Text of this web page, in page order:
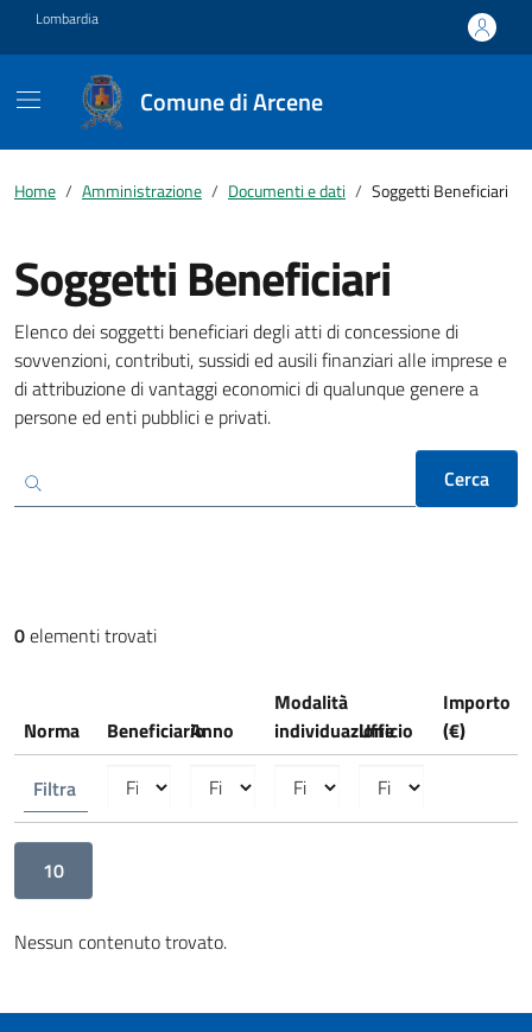
Vai ai contenuti
Vai al footer
Lombardia
Comune di Arcene
Home Amministrazione Documenti e dati Soggetti Beneficiari
Soggetti Beneficiari
Elenco dei soggetti beneficiari degli atti di concessione di
sovvenzioni, contributi, sussidi ed ausili finanziari alle imprese e
di attribuzione di vantaggi economici di qualunque genere a
persone ed enti pubblici e privati.
Cerca
0elementi trovati
Norma BeneficiarioAnno
Modalità
individuazione
Ufficio
Importo
(€)
10
Nessun contenuto trovato.